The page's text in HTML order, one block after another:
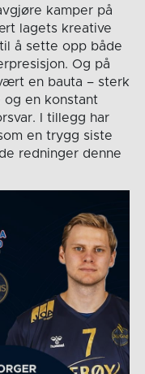
kamper på
lagets kreative
å sette opp både
Og på
en bauta – sterk
og en konstant
I tillegg har
en trygg siste
redninger denne